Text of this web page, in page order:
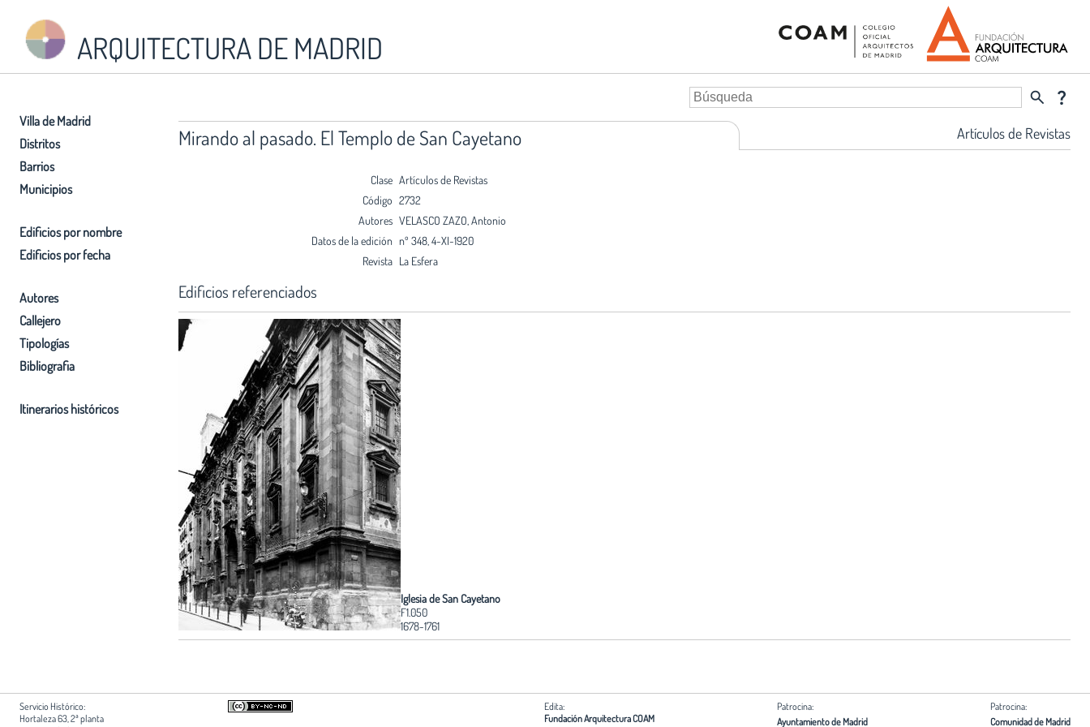
ARQUITECTURA DE MADRID
Villa de Madrid
Distritos
Barrios
Municipios
Edificios por nombre
Edificios por fecha
Autores
Callejero
Tipologías
Bibliografia
Itinerarios históricos
search question_mark
Mirando al pasado. El Templo de San Cayetano Artículos de Revistas
Clase Artículos de Revistas
Código 2732
Autores VELASCO ZAZO, Antonio
Datos de la edición nº 348, 4-XI-1920
Revista La Esfera
Edificios referenciados
Iglesia de San Cayetano
F1.050
1678-1761
Servicio Histórico:
Hortaleza 63, 2ª planta
Edita:
Fundación Arquitectura COAM
Patrocina:
Ayuntamiento de Madrid
Patrocina:
Comunidad de Madrid